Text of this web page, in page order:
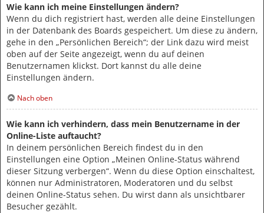
Wie kann ich meine Einstellungen ändern?
Wenn du dich registriert hast, werden alle deine Einstellungen
in der Datenbank des Boards gespeichert. Um diese zu ändern,
gehe in den „Persönlichen Bereich“; der Link dazu wird meist
oben auf der Seite angezeigt, wenn du auf deinen
Benutzernamen klickst. Dort kannst du alle deine
Einstellungen ändern.
Nach oben
Wie kann ich verhindern, dass mein Benutzername in der
Online-Liste auftaucht?
In deinem persönlichen Bereich findest du in den
Einstellungen eine Option „Meinen Online-Status während
dieser Sitzung verbergen“. Wenn du diese Option einschaltest,
können nur Administratoren, Moderatoren und du selbst
deinen Online-Status sehen. Du wirst dann als unsichtbarer
Besucher gezählt.